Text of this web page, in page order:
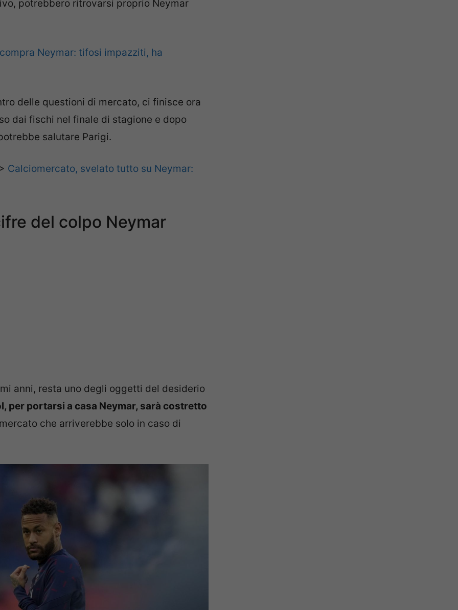
potrebbero ritrovarsi proprio Neymar
Neymar: tifosi impazziti, ha
delle questioni di mercato, ci finisce ora
dai fischi nel finale di stagione e dopo
salutare Parigi.
Calciomercato, svelato tutto su Neymar:
del colpo Neymar
anni, resta uno degli oggetti del desiderio
per portarsi a casa Neymar, sarà costretto
che arriverebbe solo in caso di